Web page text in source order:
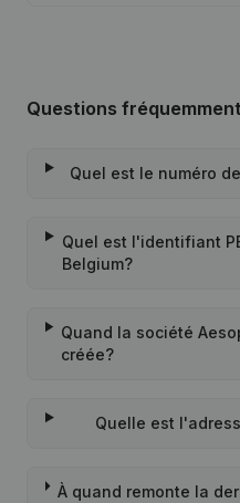
Questions
Quel est le numéro
Quel est l'identifiant
Belgium?
Quand la société
créée?
Quelle est
À quand remonte la